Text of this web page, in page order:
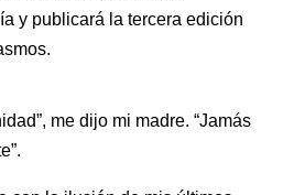
y publicará la tercera edición
me dijo mi madre. “Jamás